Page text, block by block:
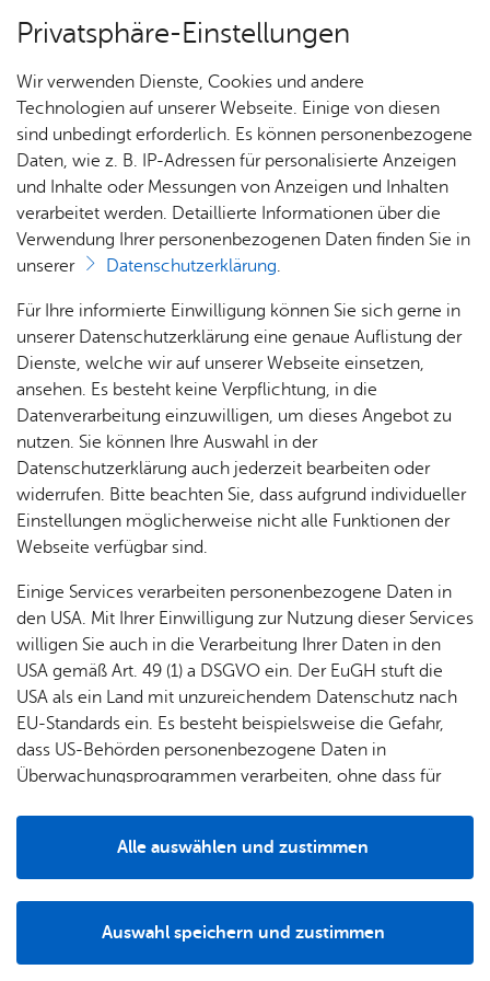
Heute
Start­sei­te
Alle Ter­mi­ne
Erweiterte Suche
Fil­ter lö­schen
Sams­tag, 05. De­zem­ber 2026 , 13:00 Uhr – 17:00 Uhr
, Tier­schutz­
ver­ein Fried­richs­ha­fen und Um­ge­bung e.V.
Pföt­chen­weih­nacht im Tier­heim Fried­richs­ha­
fen
Kin­der & Fa­mi­lie,Feste & Fes­ti­vals
Frei­tag, 18. Juni 2027 – Sams­tag, 19. Juni 2027
22:00
TOP Beats & Bott­les – Wine, Food & Vibes
Feste & Fes­ti­vals,Ge­nuss,Jah­res­high­lights,Musik & Bühne
Fried­richs­ha­fe­ner In­nen­stadt
TOP 77. See­ha­sen­fest 2027
Privatsphäre-Einstellungen
Wir verwenden Dienste, Cookies und andere
Technologien auf unserer Webseite. Einige von diesen
sind unbedingt erforderlich. Es können personenbezogene
Daten, wie z. B. IP-Adressen für personalisierte Anzeigen
und Inhalte oder Messungen von Anzeigen und Inhalten
verarbeitet werden. Detaillierte Informationen über die
Verwendung Ihrer personenbezogenen Daten finden Sie in
unserer
Datenschutzerklärung.
Für Ihre informierte Einwilligung können Sie sich gerne in
unserer Datenschutzerklärung eine genaue Auflistung der
Dienste, welche wir auf unserer Webseite einsetzen,
ansehen. Es besteht keine Verpflichtung, in die
Datenverarbeitung einzuwilligen, um dieses Angebot zu
nutzen. Sie können Ihre Auswahl in der
Datenschutzerklärung auch jederzeit bearbeiten oder
widerrufen. Bitte beachten Sie, dass aufgrund individueller
Einstellungen möglicherweise nicht alle Funktionen der
Webseite verfügbar sind.
Einige Services verarbeiten personenbezogene Daten in
den USA. Mit Ihrer Einwilligung zur Nutzung dieser Services
willigen Sie auch in die Verarbeitung Ihrer Daten in den
USA gemäß Art. 49 (1) a DSGVO ein. Der EuGH stuft die
USA als ein Land mit unzureichendem Datenschutz nach
EU-Standards ein. Es besteht beispielsweise die Gefahr,
dass US-Behörden personenbezogene Daten in
Überwachungsprogrammen verarbeiten, ohne dass für
Auswahl speichern und zustimmen
Alle auswählen und zustimmen